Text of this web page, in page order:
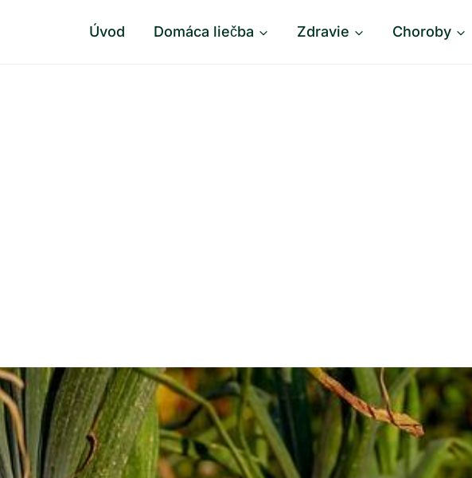
Úvod Domáca liečba Zdravie Choroby